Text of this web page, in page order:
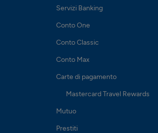
Servizi Banking
Conto One
Conto Classic
Conto Max
Carte di pagamento
Mastercard Travel Rewards
Mutuo
Prestiti